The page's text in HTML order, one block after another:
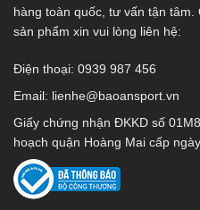
hàng toàn quốc, tư vấn tận
sản phẩm xin vui lòng liên hệ:
Điện thoại: 0939 987 456
Email: lienhe@baoansport.vn
Giấy chứng nhận ĐKKD số
hoạch quận Hoàng Mai cấp